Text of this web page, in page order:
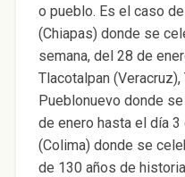
o pueblo. Es el caso
(Chiapas) donde se
semana, del 28 de
Tlacotalpan
Pueblonuevo donde
de enero hasta el día
(Colima) donde se
de 130 años de